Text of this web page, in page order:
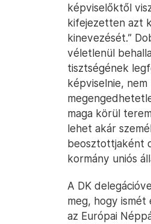
képviselőktől
kifejezetten azt
kinevezését.”
véletlenül
tisztségének
képviselnie,
maga körül
lehet akár
beosztottjaként
kormány uniós
A DK
meg, hogy ismét
az Európai